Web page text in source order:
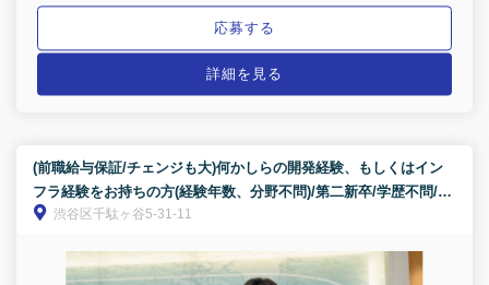
応募する
詳細を見る
(前職給与保証/チェンジも大)何かしらの開発経験、もしくはイン
フラ経験をお持ちの方(経験年数、分野不問)/第二新卒/学歴不問/社
会人経験10年以上の方も
渋谷区千駄ヶ谷5-31-11